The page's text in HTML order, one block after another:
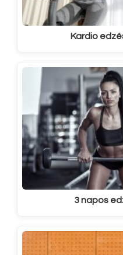
Kardio
3 napos